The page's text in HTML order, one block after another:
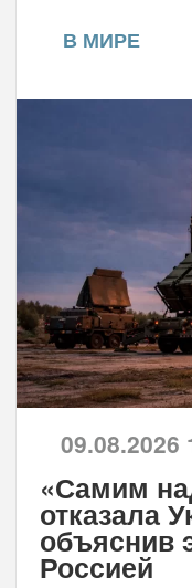
В МИРЕ
09.08.2026
«Самим
отказала
объяснив
Россией